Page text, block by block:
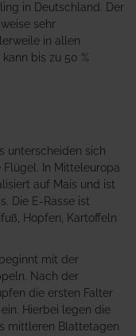
in Deutschland. Der
sehr
in allen
bis zu 50 %
unterscheiden sich
In Mitteleuropa
auf Mais und ist
Die E-Rasse ist
Hopfen, Kartoffeln
mit der
Nach der
die ersten Falter
Hierbei legen die
mittleren Blattetagen